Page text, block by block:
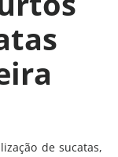
de sucatas,